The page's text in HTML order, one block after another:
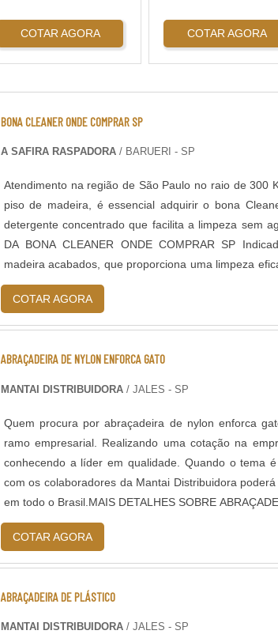
COTAR AGORA COTAR AGORA
BONA CLEANER ONDE COMPRAR SP
A SAFIRA RASPADORA / BARUERI - SP
Atendimento na região de São Paulo no raio de 300
piso de madeira, é essencial adquirir o bona
detergente concentrado que facilita a limpeza sem
DA BONA CLEANER ONDE COMPRAR SP
madeira acabados, que proporciona uma limpeza
residenciais, como para quan...
COTAR AGORA
ABRAÇADEIRA DE NYLON ENFORCA GATO
MANTAI DISTRIBUIDORA / JALES - SP
Quem procura por abraçadeira de nylon enforca
ramo empresarial. Realizando uma cotação na
conhecendo a líder em qualidade. Quando o tema
com os colaboradores da Mantai Distribuidora
em todo o Brasil.MAIS DETALHES SOBRE
muitas maneiras eficientes de d...
COTAR AGORA
ABRAÇADEIRA DE PLÁSTICO
MANTAI DISTRIBUIDORA / JALES - SP